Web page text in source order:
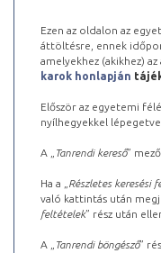
Ezen az oldalon az
áttöltésre, ennek
amelyekhez (akikhez)
karok honlapján
Először az egyetemi
nyílhegyekkel
A „ Tanrendi kereső”
Ha a „ Részletes keresési
való kattintás után
feltételek” rész után
A „ Tanrendi böngésző”